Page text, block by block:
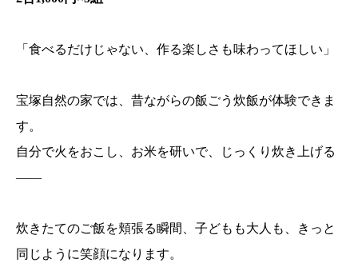
「食べるだけじゃない、作る楽しさも味わってほしい」
宝塚自然の家では、昔ながらの飯ごう炊飯が体験できま
す。
自分で火をおこし、お米を研いで、じっくり炊き上げる
――
炊きたてのご飯を頬張る瞬間、子どもも大人も、きっと
同じように笑顔になります。